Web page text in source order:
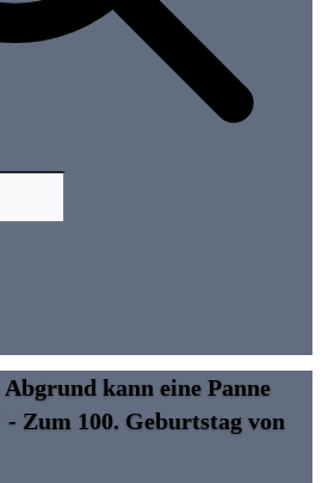
kann eine Panne
Zum 100. Geburtstag von